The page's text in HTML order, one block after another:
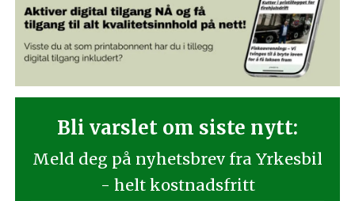
Bli varslet om siste nytt:
Meld deg på nyhetsbrev fra Yrkesbil
- helt kostnadsfritt